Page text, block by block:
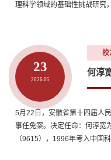
理科学领域的基础性挑战研究
学位。2008年在普林斯顿大
任Pappalardo Fellow...
23
2026.05
校
何淳
5月22日，安徽省第十四届人
事任免案。决定任命：何淳宽
（9615），1996年考入中国